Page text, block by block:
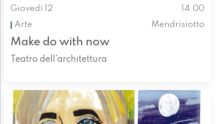
Giovedì 12
14.00
Arte
Mendrisiotto
Make do with now
Teatro dell'architettura